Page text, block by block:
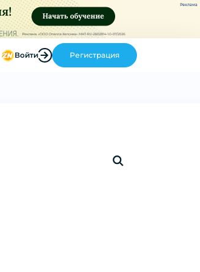
Реклама
Войти Регистрация